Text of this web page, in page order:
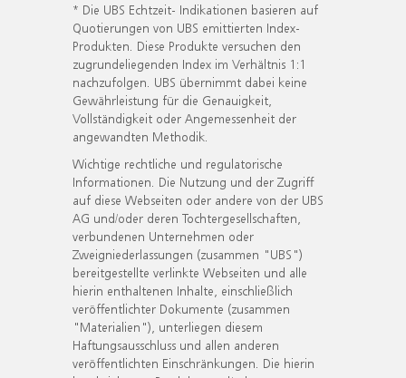
* Die UBS Echtzeit- Indikationen basieren auf
Quotierungen von UBS emittierten Index-
Produkten. Diese Produkte versuchen den
zugrundeliegenden Index im Verhältnis 1:1
nachzufolgen. UBS übernimmt dabei keine
Gewährleistung für die Genauigkeit,
Vollständigkeit oder Angemessenheit der
angewandten Methodik.
Wichtige rechtliche und regulatorische
Informationen. Die Nutzung und der Zugriff
auf diese Webseiten oder andere von der UBS
AG und/oder deren Tochtergesellschaften,
verbundenen Unternehmen oder
Zweigniederlassungen (zusammen "UBS")
bereitgestellte verlinkte Webseiten und alle
hierin enthaltenen Inhalte, einschließlich
veröffentlichter Dokumente (zusammen
"Materialien"), unterliegen diesem
Haftungsausschluss und allen anderen
veröffentlichten Einschränkungen. Die hierin